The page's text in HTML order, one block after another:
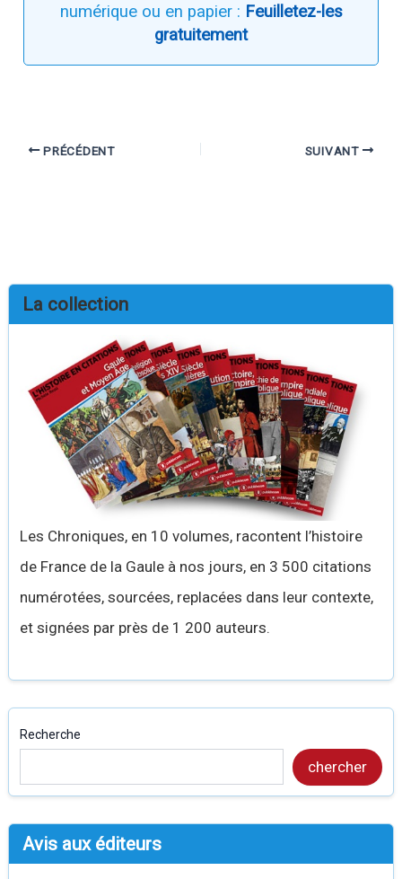
numérique ou en papier : Feuilletez-les
gratuitement
PRÉCÉDENT SUIVANT
La collection
Les Chroniques, en 10 volumes, racontent l’histoire
de France de la Gaule à nos jours, en 3 500 citations
numérotées, sourcées, replacées dans leur contexte,
et signées par près de 1 200 auteurs.
Recherche
chercher
Avis aux éditeurs